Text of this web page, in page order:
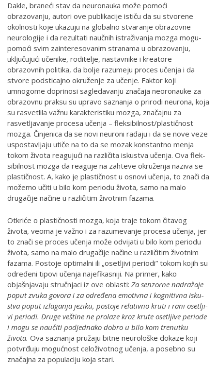
Dakle, braneći stav da neuronauka može pomoći
obrazovanju, autori ove publikacije ističu da su stvorene
okolnosti koje ukazuju na globalno stvaranje obrazovne
neurologije i da re­zul­ta­ti ­na­uč­nih­ is­tra­ži­va­nja­ mozga mo­gu­
po­mo­ći­ svim zainteresovanim stranama u obrazovanju,
uključujući učenike, roditelje, nastavnike i kreatore
obrazovnih politika, da bolje razumeju proces učenja i da
stvore podsticajno okruženje za učenje. Faktor koji
umnogome doprinosi sagledavanju značaja neoronauke za
obrazovnu praksu su upravo saznanja o prirodi neurona, koja
su rasvetlila važnu karakteristiku mozga, značajnu za
rasvetljavanje procesa učenja – fleksibilnost/plastičnost
mozga. Činjenica da se novi neuroni rađaju i da se no­ve ve­ze
us­po­sta­vlja­ju utiče na to da se mozak konstantno menja
tokom života reagujući na različita iskustva učenja. Ova flek­
si­bil­nost mo­zga da re­a­gu­je na zah­te­ve okru­že­nja na­zi­va se
plastičnost. A, kako je plastičnost u osnovi učenja, to znači da
možemo učiti u bilo kom periodu života, samo na malo
drugačije načine u različitim životnim fazama.
Otkriće o plastičnosti mozga, koja traje tokom čitavog
života, veoma je važno i za razumevanje procesa učenja, jer
to znači se proces učenja može odvijati u bilo kom periodu
života, samo na malo drugačije načine u različitim životnim
fazama. Po­sto­je op­ti­mal­ni ili „ose­tlji­vi pe­ri­o­di” to­kom ko­jih su
od­re­đe­ni ti­po­vi uče­nja naj­e­fi­ka­sni­ji. Na primer, kako
objašnjavaju stručnjaci iz ove oblasti: Za senzorne nadražaje
poput zvuka govora i za od­re­đe­na emo­tiv­na i kog­ni­tiv­na is­ku­
stva po­put iz­la­ga­nja je­zi­ku, po­sto­je re­la­tiv­no kru­ti i ra­ni ose­tlji­
vi pe­ri­o­di. Dru­ge ve­šti­ne ne pro­la­ze kroz kru­te ose­tlji­ve periode
i mogu se naučiti podjednako dobro u bilo kom trenutku
života. Ova saznanja pružaju bitne neurološke dokaze koji
potvrđuju mogućnost celoživotnog učenja, a posebno su
značajna za populaciju koja stari.